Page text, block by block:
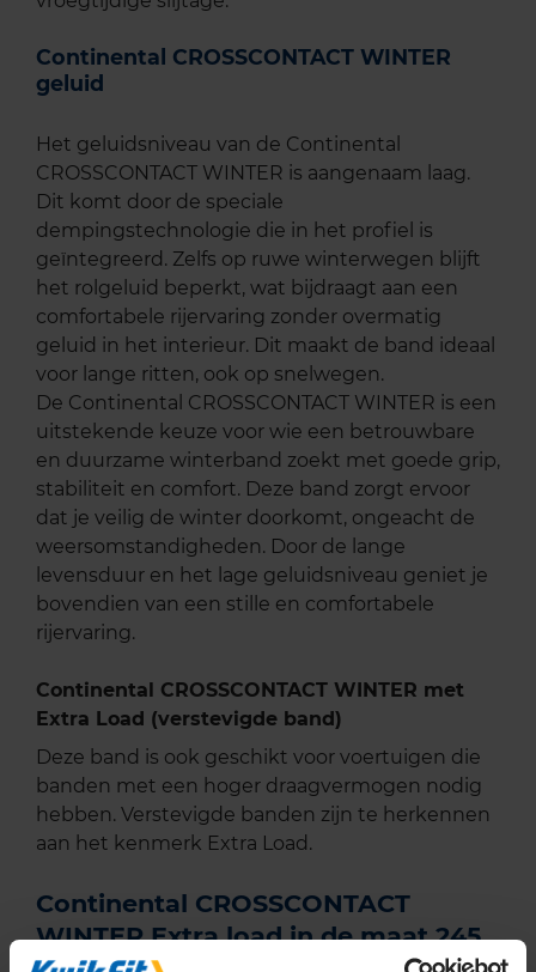
Continental CROSSCONTACT WINTER
geluid
Het geluidsniveau van de Continental
CROSSCONTACT WINTER is aangenaam laag.
Dit komt door de speciale
dempingstechnologie die in het profiel is
geïntegreerd. Zelfs op ruwe winterwegen blijft
het rolgeluid beperkt, wat bijdraagt aan een
comfortabele rijervaring zonder overmatig
geluid in het interieur. Dit maakt de band ideaal
voor lange ritten, ook op snelwegen.
De Continental CROSSCONTACT WINTER is een
uitstekende keuze voor wie een betrouwbare
en duurzame winterband zoekt met goede grip,
stabiliteit en comfort. Deze band zorgt ervoor
dat je veilig de winter doorkomt, ongeacht de
weersomstandigheden. Door de lange
levensduur en het lage geluidsniveau geniet je
bovendien van een stille en comfortabele
rijervaring.
Continental CROSSCONTACT WINTER met
Extra Load (verstevigde band)
Deze band is ook geschikt voor voertuigen die
banden met een hoger draagvermogen nodig
hebben. Verstevigde banden zijn te herkennen
aan het kenmerk Extra Load.
Continental CROSSCONTACT
WINTER Extra load in de maat 245